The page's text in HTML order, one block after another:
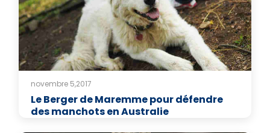
novembre 5,2017
Le Berger de Maremme pour défendre
des manchots en Australie